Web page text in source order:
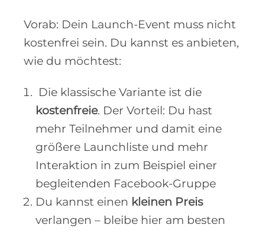
Vorab: Dein Launch-Event muss nicht
kostenfrei sein. Du kannst es anbieten,
wie du möchtest:
Die klassische Variante ist die
kostenfreie. Der Vorteil: Du hast
mehr Teilnehmer und damit eine
größere Launchliste und mehr
Interaktion in zum Beispiel einer
begleitenden Facebook-Gruppe
Du kannst einen kleinen Preis
verlangen – bleibe hier am besten